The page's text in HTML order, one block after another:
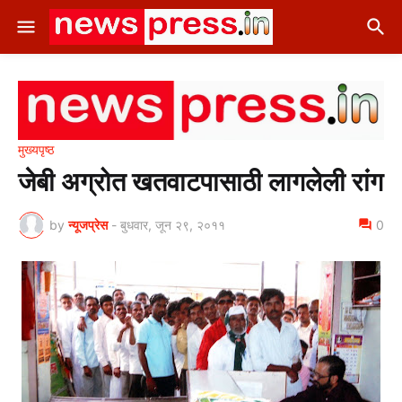
मुख्यपृष्ठ
जेबी अग्रोत खतवाटपासाठी लागलेली रांग
by न्यूजप्रेस - बुधवार, जून २९, २०११ 0